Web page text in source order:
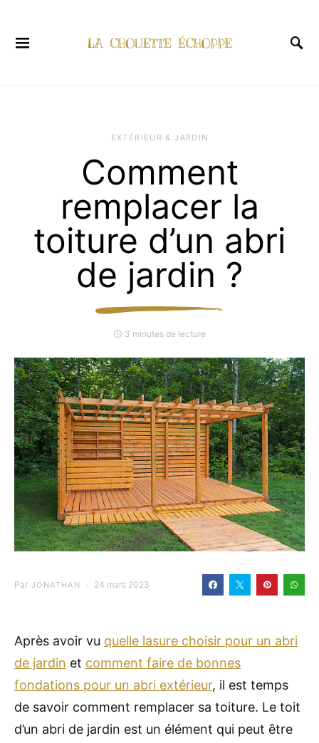
EXTÉRIEUR & JARDIN
Comment
remplacer la
toiture d’un abri
de jardin ?
3 minutes de lecture
Par JONATHAN 24 mars 2023
Après avoir vu quelle lasure choisir pour un abri
de jardin et comment faire de bonnes
fondations pour un abri extérieur, il est temps
de savoir comment remplacer sa toiture. Le toit
d’un abri de jardin est un élément qui peut être